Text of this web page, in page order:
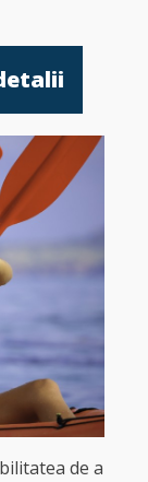
de a